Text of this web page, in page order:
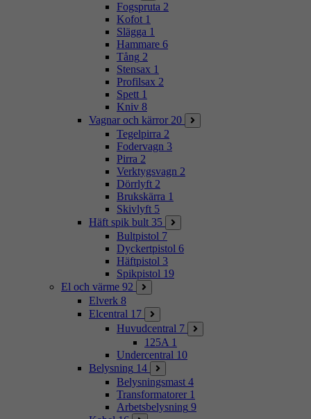
Fogspruta 2
Kofot 1
Slägga 1
Hammare 6
Tång 2
Stensax 1
Profilsax 2
Spett 1
Kniv 8
Vagnar och kärror 20
Tegelpirra 2
Fodervagn 3
Pirra 2
Verktygsvagn 2
Dörrlyft 2
Brukskärra 1
Skivlyft 5
Häft spik bult 35
Bultpistol 7
Dyckertpistol 6
Häftpistol 3
Spikpistol 19
El och värme 92
Elverk 8
Elcentral 17
Huvudcentral 7
125A 1
Undercentral 10
Belysning 14
Belysningsmast 4
Transformatorer 1
Arbetsbelysning 9